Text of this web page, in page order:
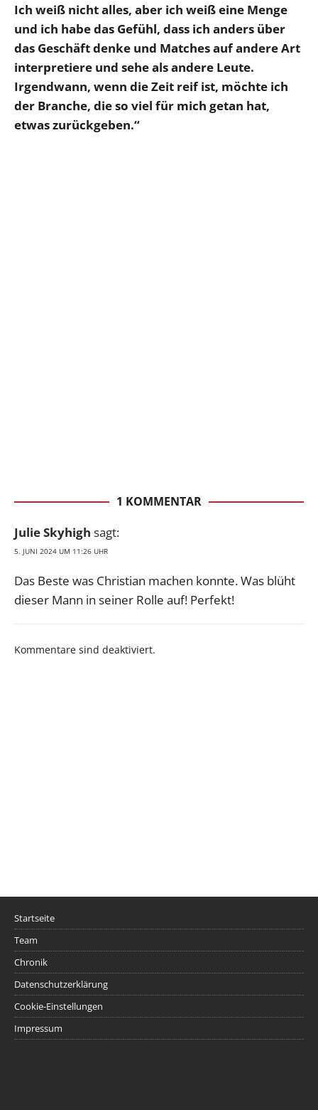
Ich weiß nicht alles, aber ich weiß eine Menge
und ich habe das Gefühl, dass ich anders über
das Geschäft denke und Matches auf andere Art
interpretiere und sehe als andere Leute.
Irgendwann, wenn die Zeit reif ist, möchte ich
der Branche, die so viel für mich getan hat,
etwas zurückgeben.“
1 KOMMENTAR
Julie Skyhigh sagt:
5. JUNI 2024 UM 11:26 UHR
Das Beste was Christian machen konnte. Was blüht
dieser Mann in seiner Rolle auf! Perfekt!
Kommentare sind deaktiviert.
Startseite
Team
Chronik
Datenschutzerklärung
Cookie-Einstellungen
Impressum